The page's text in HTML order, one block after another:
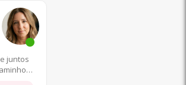
juntos